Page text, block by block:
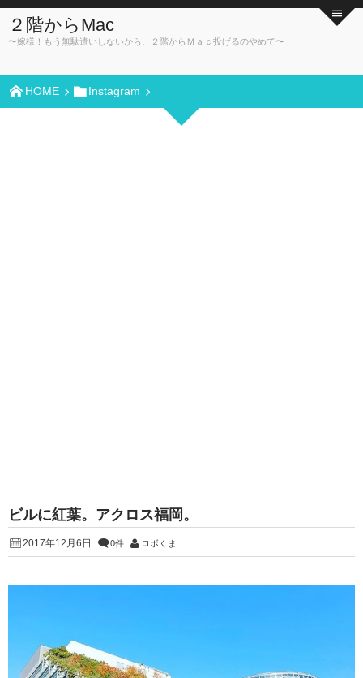
２階からMac
〜嫁様！もう無駄遣いしないから、２階からＭａｃ投げるのやめて〜
HOME Instagram
ビルに紅葉。アクロス福岡。
2017年12月6日 0件 ロボくま